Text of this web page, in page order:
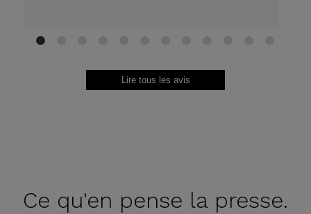
1
Lire tous les avis
Ce qu'en pense la presse.